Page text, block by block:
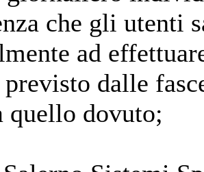
che gli utenti
ad
dalle
quello dovuto;